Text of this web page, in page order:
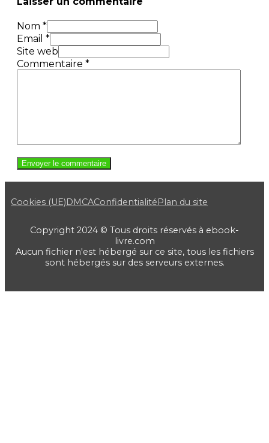
Nom *
Email *
Site web
Commentaire *
Cookies (UE)DMCAConfidentialitéPlan du site
Copyright 2024 © Tous droits réservés à ebook-
livre.com
Aucun fichier n'est hébergé sur ce site, tous les fichiers
sont hébergés sur des serveurs externes.